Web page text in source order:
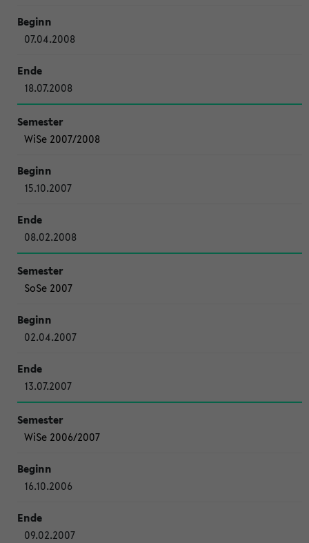
07.04.2008
18.07.2008
WiSe 2007/2008
15.10.2007
08.02.2008
SoSe 2007
02.04.2007
13.07.2007
WiSe 2006/2007
16.10.2006
09.02.2007